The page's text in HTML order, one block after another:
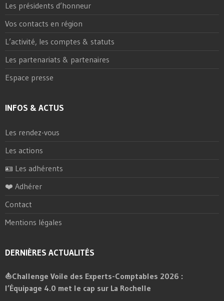
Les présidents d’honneur
Vos contacts en région
L’activité, les comptes & statuts
Les partenariats & partenaires
Espace presse
INFOS & ACTUS
Les rendez-vous
Les actions
🪪 Les adhérents
❤️ Adhérer
Contact
Mentions légales
DERNIÈRES ACTUALITÉS
⛵Challenge Voile des Experts-Comptables 2026 :
l’Équipage 4.0 met le cap sur La Rochelle